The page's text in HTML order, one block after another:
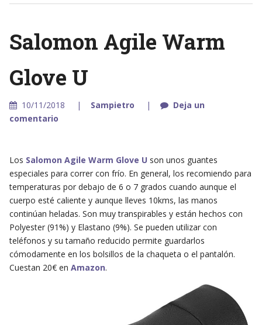
Salomon Agile Warm
Glove U
10/11/2018 Sampietro
Deja un
comentario
Los Salomon Agile Warm Glove U son unos guantes
especiales para correr con frío. En general, los recomiendo para
temperaturas por debajo de 6 o 7 grados cuando aunque el
cuerpo esté caliente y aunque lleves 10kms, las manos
continúan heladas. Son muy transpirables y están hechos con
Polyester (91%) y Elastano (9%). Se pueden utilizar con
teléfonos y su tamaño reducido permite guardarlos
cómodamente en los bolsillos de la chaqueta o el pantalón.
Cuestan 20€ en Amazon.